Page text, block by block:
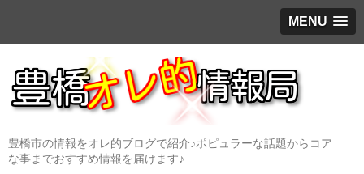
MENU
豊橋市の情報をオレ的ブログで紹介♪ポピュラーな話題からコア
な事までおすすめ情報を届けます♪